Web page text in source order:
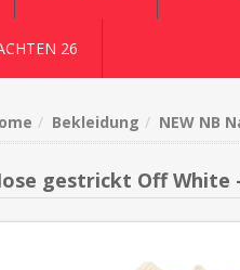
26
Bekleidung NEW NB
gestrickt Off White